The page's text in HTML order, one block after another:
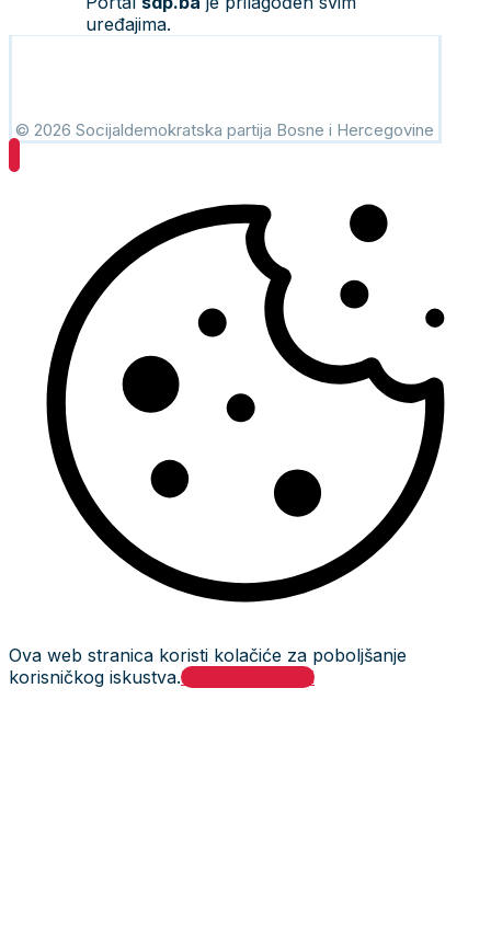
uređajima.
© 2026 Socijaldemokratska partija Bosne i Hercegovine
Ova web stranica koristi kolačiće za poboljšanje
korisničkog iskustva.Prihvati i zatvori